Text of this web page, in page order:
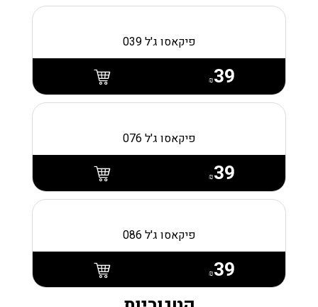
פיקאסו ג'ל 039
₪39
פיקאסו ג'ל 076
₪39
פיקאסו ג'ל 086
₪39